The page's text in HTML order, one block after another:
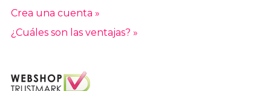
Crea una cuenta »
¿Cuáles son las ventajas? »